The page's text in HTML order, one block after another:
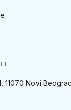
11070 Novi